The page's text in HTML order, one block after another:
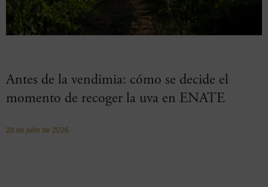
Antes de la vendimia: cómo se decide el
momento de recoger la uva en ENATE
28 de julio de 2026